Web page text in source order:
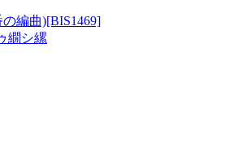
編曲)[BIS1469]
繝シ縲